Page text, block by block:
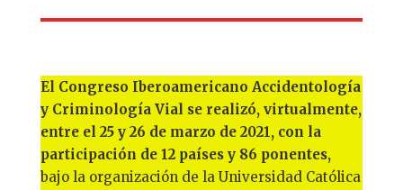
El Congreso Iberoamericano Accidentología
y Criminología Vial se realizó, virtualmente,
entre el 25 y 26 de marzo de 2021, con la
participación de 12 países y 86 ponentes,
bajo la organización de la Universidad Católica